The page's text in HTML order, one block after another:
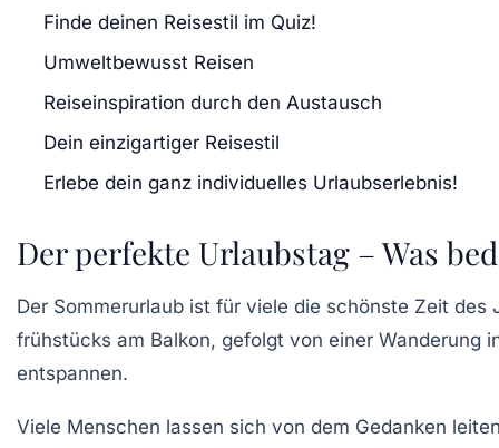
Finde deinen Reisestil im Quiz!
Umweltbewusst Reisen
Reiseinspiration durch den Austausch
Dein einzigartiger Reisestil
Erlebe dein ganz individuelles Urlaubserlebnis!
Der perfekte Urlaubstag – Was
Der Sommerurlaub ist für viele die schönste Zeit
frühstücks am Balkon, gefolgt von einer Wanderung
entspannen.
Viele Menschen lassen sich von dem Gedanken